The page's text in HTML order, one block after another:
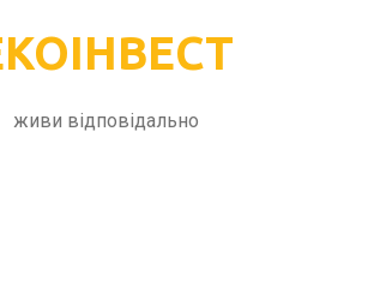
живи відповідально